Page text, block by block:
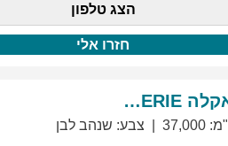
הצג טלפון
חזרו אלי
PRIMASERIE
:
37,000 צבע: שנהב לבן